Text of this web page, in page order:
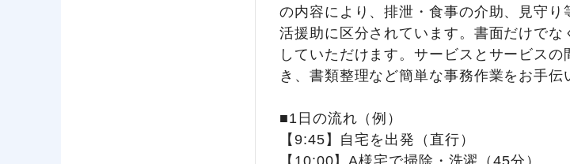
の内容により、排泄・食事の介助、見守
活援助に区分されています。書面だけで
していただけます。サービスとサービス
き、書類整理など簡単な事務作業をお手伝
■1日の流れ（例）
【9:45】自宅を出発（直行）
【10:00】A様宅で掃除・洗濯（45分）